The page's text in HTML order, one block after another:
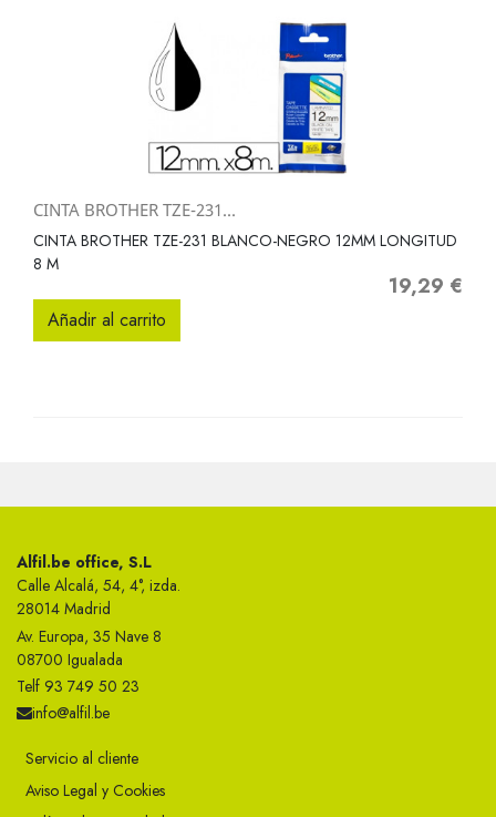
CINTA BROTHER TZE-231...
CINTA BROTHER TZE-231 BLANCO-NEGRO 12MM LONGITUD
8 M
Precio
19,29 €
Añadir al carrito
Alfil.be office, S.L
Calle Alcalá, 54, 4°, izda.
28014 Madrid
Av. Europa, 35 Nave 8
08700 Igualada
Telf 93 749 50 23
info@alfil.be
Servicio al cliente
Aviso Legal y Cookies